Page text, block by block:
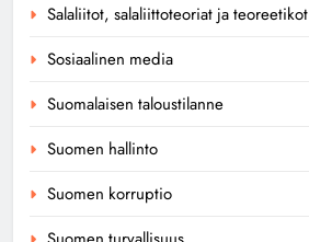
Salaliitot, salaliittoteoriat ja teoreetikot
Sosiaalinen media
Suomalaisen taloustilanne
Suomen hallinto
Suomen korruptio